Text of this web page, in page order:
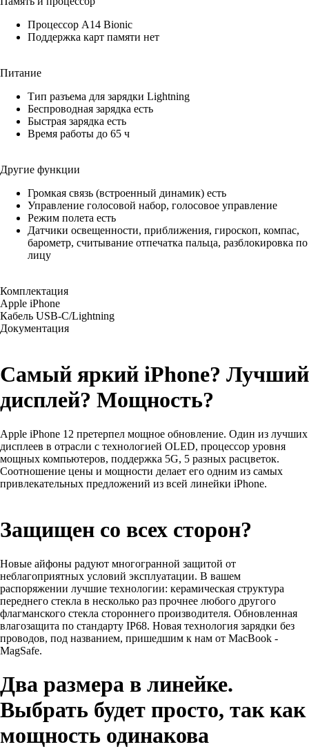
Процессор A14 Bionic
Поддержка карт памяти нет
Питание
Тип разъема для зарядки Lightning
Беспроводная зарядка есть
Быстрая зарядка есть
Время работы до 65 ч
Другие функции
Громкая связь (встроенный динамик) есть
Управление голосовой набор, голосовое управление
Режим полета есть
Датчики освещенности, приближения, гироскоп, компас,
барометр, считывание отпечатка пальца, разблокировка по
лицу
Комплектация
Apple iPhone
Кабель USB-C/Lightning
Документация
Самый яркий iPhone? Лучший
дисплей? Мощность?
Apple iPhone 12 претерпел мощное обновление. Один из лучших
дисплеев в отрасли с технологией OLED, процессор уровня
мощных компьютеров, поддержка 5G, 5 разных расцветок.
Соотношение цены и мощности делает его одним из самых
привлекательных предложений из всей линейки iPhone.
Защищен со всех сторон?
Новые айфоны радуют многогранной защитой от
неблагоприятных условий эксплуатации. В вашем
распоряжении лучшие технологии: керамическая структура
переднего стекла в несколько раз прочнее любого другого
флагманского стекла стороннего производителя. Обновленная
влагозащита по стандарту IP68. Новая технология зарядки без
проводов, под названием, пришедшим к нам от MacBook -
MagSafe.
Два размера в линейке.
Выбрать будет просто, так как
мощность одинакова